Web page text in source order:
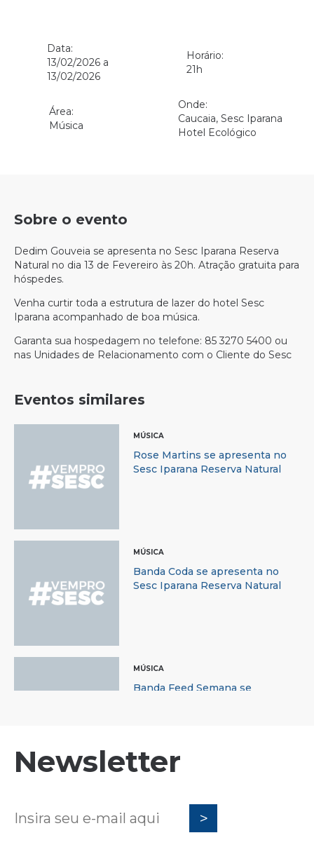
Data:
13/02/2026 a
13/02/2026
Horário:
21h
Área:
Música
Onde:
Caucaia, Sesc Iparana
Hotel Ecológico
Sobre o evento
Dedim Gouveia se apresenta no Sesc Iparana Reserva
Natural no dia 13 de Fevereiro às 20h. Atração gratuita para
hóspedes.
Venha curtir toda a estrutura de lazer do hotel Sesc
Iparana acompanhado de boa música.
Garanta sua hospedagem no telefone: 85 3270 5400 ou
nas Unidades de Relacionamento com o Cliente do Sesc
Eventos similares
MÚSICA
Rose Martins se apresenta no
Sesc Iparana Reserva Natural
MÚSICA
Banda Coda se apresenta no
Sesc Iparana Reserva Natural
MÚSICA
Banda Feed Semana se
Dj Lampeão se apresenta no
Sesc Iparana Reserva Natural
Newsletter